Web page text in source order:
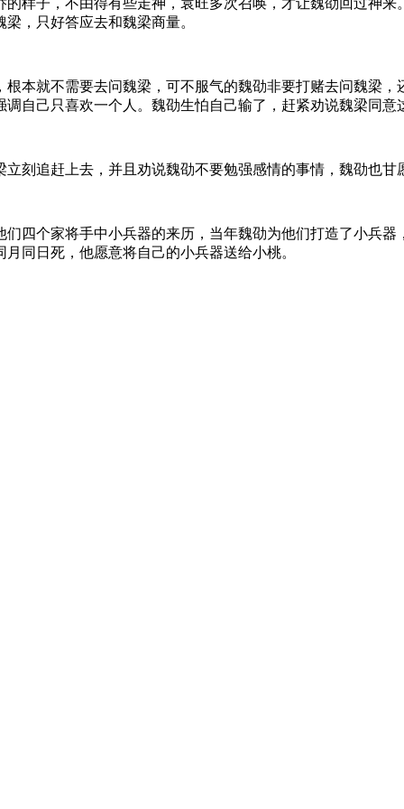
，只好答应去和魏梁商量。
本就不需要去问魏梁，可不服气的魏劭非要打赌去问魏梁
自己只喜欢一个人。魏劭生怕自己输了，赶紧劝说魏梁同意
刻追赶上去，并且劝说魏劭不要勉强感情的事情，魏劭也甘
四个家将手中小兵器的来历，当年魏劭为他们打造了小兵
同日死，他愿意将自己的小兵器送给小桃。